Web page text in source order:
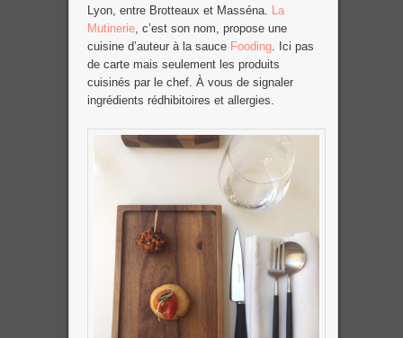
Lyon, entre Brotteaux et Masséna.
La
Mutinerie, c’est son nom, propose une
cuisine d’auteur à la sauce Fooding. Ici pas
de carte mais seulement les produits
cuisinés par le chef. À vous de signaler
ingrédients rédhibitoires et allergies.